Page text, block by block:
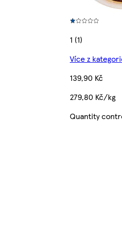
1 (1)
Více z
139,90 Kč
279,80 Kč/kg
Quantity